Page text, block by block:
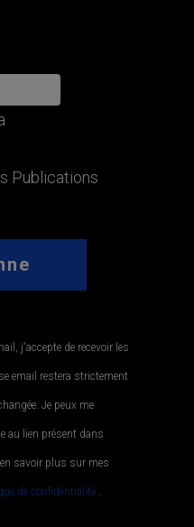
Publications
j'accepte de recevoir les
email restera strictement
Je peux me
au lien présent dans
savoir plus sur mes
de confidentialité..